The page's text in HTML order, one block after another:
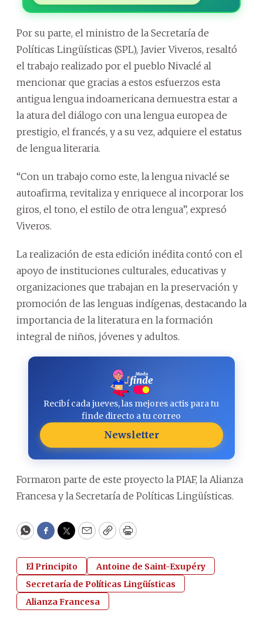
Por su parte, el ministro de la Secretaría de
Políticas Lingüísticas (SPL), Javier Viveros, resaltó
el trabajo realizado por el pueblo Nivaclé al
mencionar que gracias a estos esfuerzos esta
antigua lengua indoamericana demuestra estar a
la atura del diálogo con una lengua europea de
prestigio, el francés, y a su vez, adquiere el estatus
de lengua literaria.
“Con un trabajo como este, la lengua nivaclé se
autoafirma, revitaliza y enriquece al incorporar los
giros, el tono, el estilo de otra lengua”, expresó
Viveros.
La realización de esta edición inédita contó con el
apoyo de instituciones culturales, educativas y
organizaciones que trabajan en la preservación y
promoción de las lenguas indígenas, destacando la
importancia de la literatura en la formación
integral de niños, jóvenes y adultos.
Recibí cada jueves, las mejores actis para tu
finde directo a tu correo
Newsletter
Formaron parte de este proyecto la PIAF, la Alianza
Francesa y la Secretaría de Políticas Lingüísticas.
WhatsApp
Facebook
Twitter
EmailCopyPrint
El Principito
Antoine de Saint-Exupéry
Secretaría de Políticas Lingüísticas
Alianza Francesa